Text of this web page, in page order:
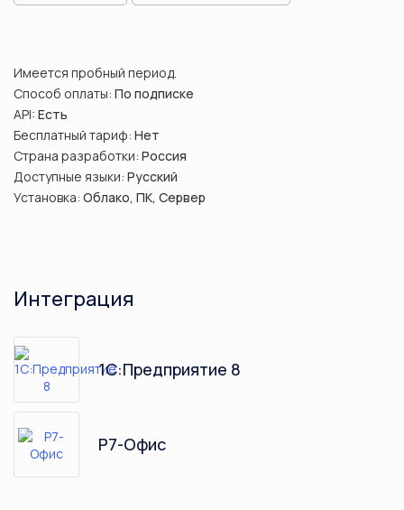
Имеется пробный период.
Способ оплаты: По подписке
API: Есть
Бесплатный тариф: Нет
Страна разработки: Россия
Доступные языки: Русский
Установка: Облако, ПК, Сервер
Интеграция
1С:Предприятие 8
Р7-Офис